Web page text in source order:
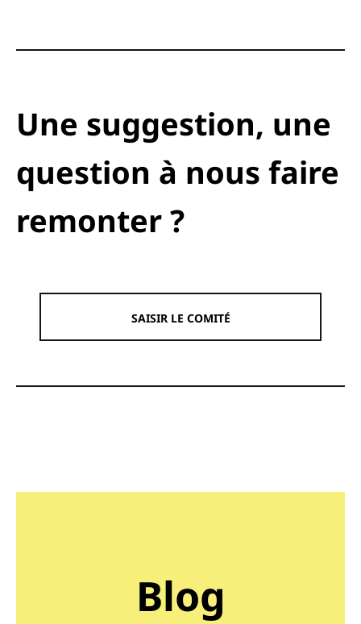
Une suggestion, une
question à nous faire
remonter ?
SAISIR LE COMITÉ
Blog